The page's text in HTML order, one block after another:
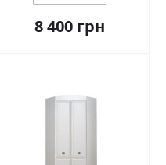
8 400 грн